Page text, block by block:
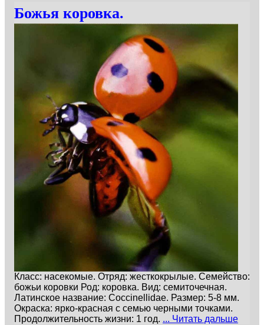
Божья коровка.
Класс: насекомые. Отряд: жесткокрылые. Семейство:
божьи коровки Род: коровка. Вид: семиточечная.
Латинское название: Coccinellidae. Размер: 5-8 мм.
Окраска: ярко-красная с семью черными точками.
Продолжительность жизни: 1 год. ... Читать дальше